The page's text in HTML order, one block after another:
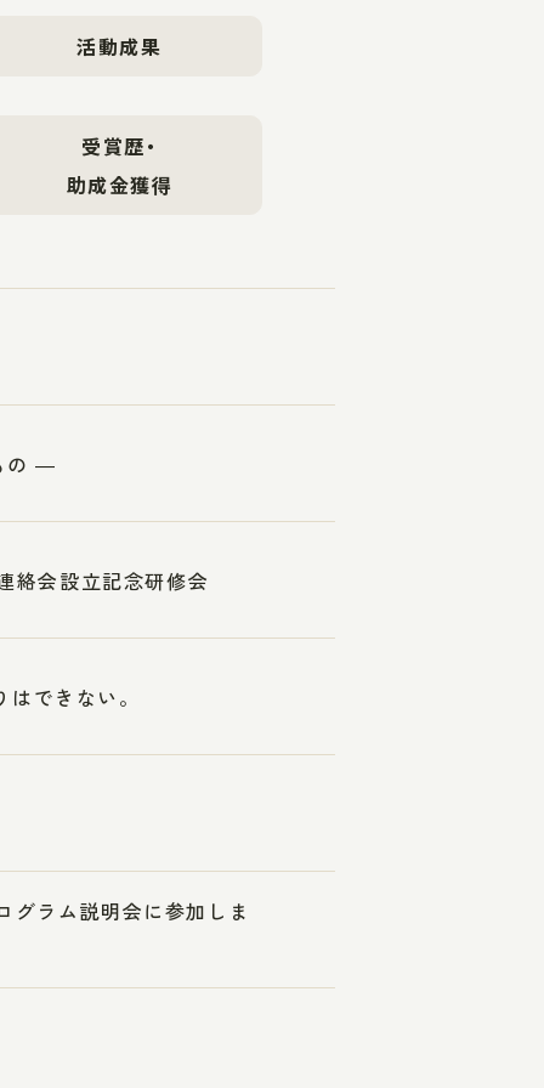
活動成果
受賞歴・
助成金獲得
の ―
絡会設立記念研修会
できない。
グラム説明会に参加しま